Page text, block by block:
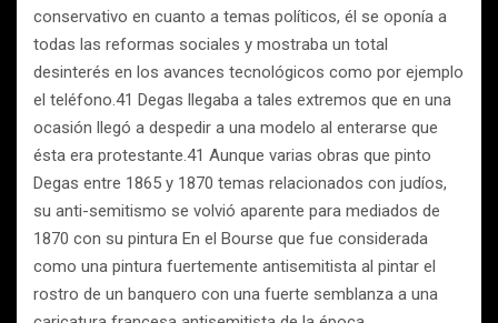
conservativo en cuanto a temas políticos, él se oponía a
todas las reformas sociales y mostraba un total
desinterés en los avances tecnológicos como por ejemplo
el teléfono.41 Degas llegaba a tales extremos que en una
ocasión llegó a despedir a una modelo al enterarse que
ésta era protestante.41 Aunque varias obras que pinto
Degas entre 1865 y 1870 temas relacionados con judíos,
su anti-semitismo se volvió aparente para mediados de
1870 con su pintura En el Bourse que fue considerada
como una pintura fuertemente antisemitista al pintar el
rostro de un banquero con una fuerte semblanza a una